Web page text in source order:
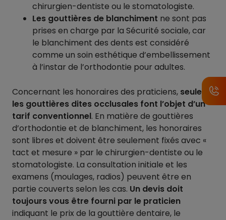
chirurgien-dentiste ou le stomatologiste.
Les gouttières de blanchiment ne sont pas
prises en charge par la Sécurité sociale, car
le blanchiment des dents est considéré
comme un soin esthétique d’embellissement
à l’instar de l’orthodontie pour adultes.
Concernant les honoraires des praticiens, seules
les gouttières dites occlusales font l’objet d’un
tarif conventionnel. En matière de gouttières
d’orthodontie et de blanchiment, les honoraires
sont libres et doivent être seulement fixés avec «
tact et mesure » par le chirurgien-dentiste ou le
stomatologiste. La consultation initiale et les
examens (moulages, radios) peuvent être en
partie couverts selon les cas. Un devis doit
toujours vous être fourni par le praticien
indiquant le prix de la gouttière dentaire, le